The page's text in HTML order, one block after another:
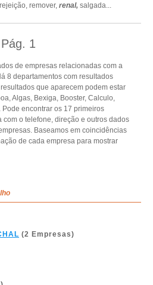
rejeição, remover, renal, salgada...
Pág. 1
de empresas relacionadas com a
8 departamentos com resultados
que aparecem podem estar
Algas, Bexiga, Booster, Calculo,
encontrar os 17 primeiros
o telefone, direção e outros dados
Baseamos em coincidências
de cada empresa para mostrar
(2 Empresas)